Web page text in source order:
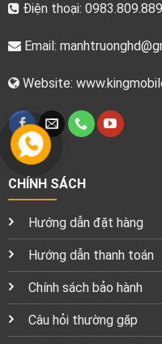
Điện thoại: 0983.809.889
Email:
Website:
CHÍNH SÁCH
Hướng dẫn đặt hàng
Hướng dẫn thanh toán
Chính sách bảo hành
Câu hỏi thường gặp